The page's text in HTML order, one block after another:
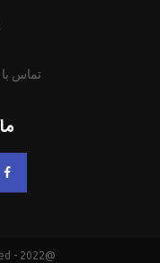
تماس با
@2022 - cpiran.net. All Right Reserved